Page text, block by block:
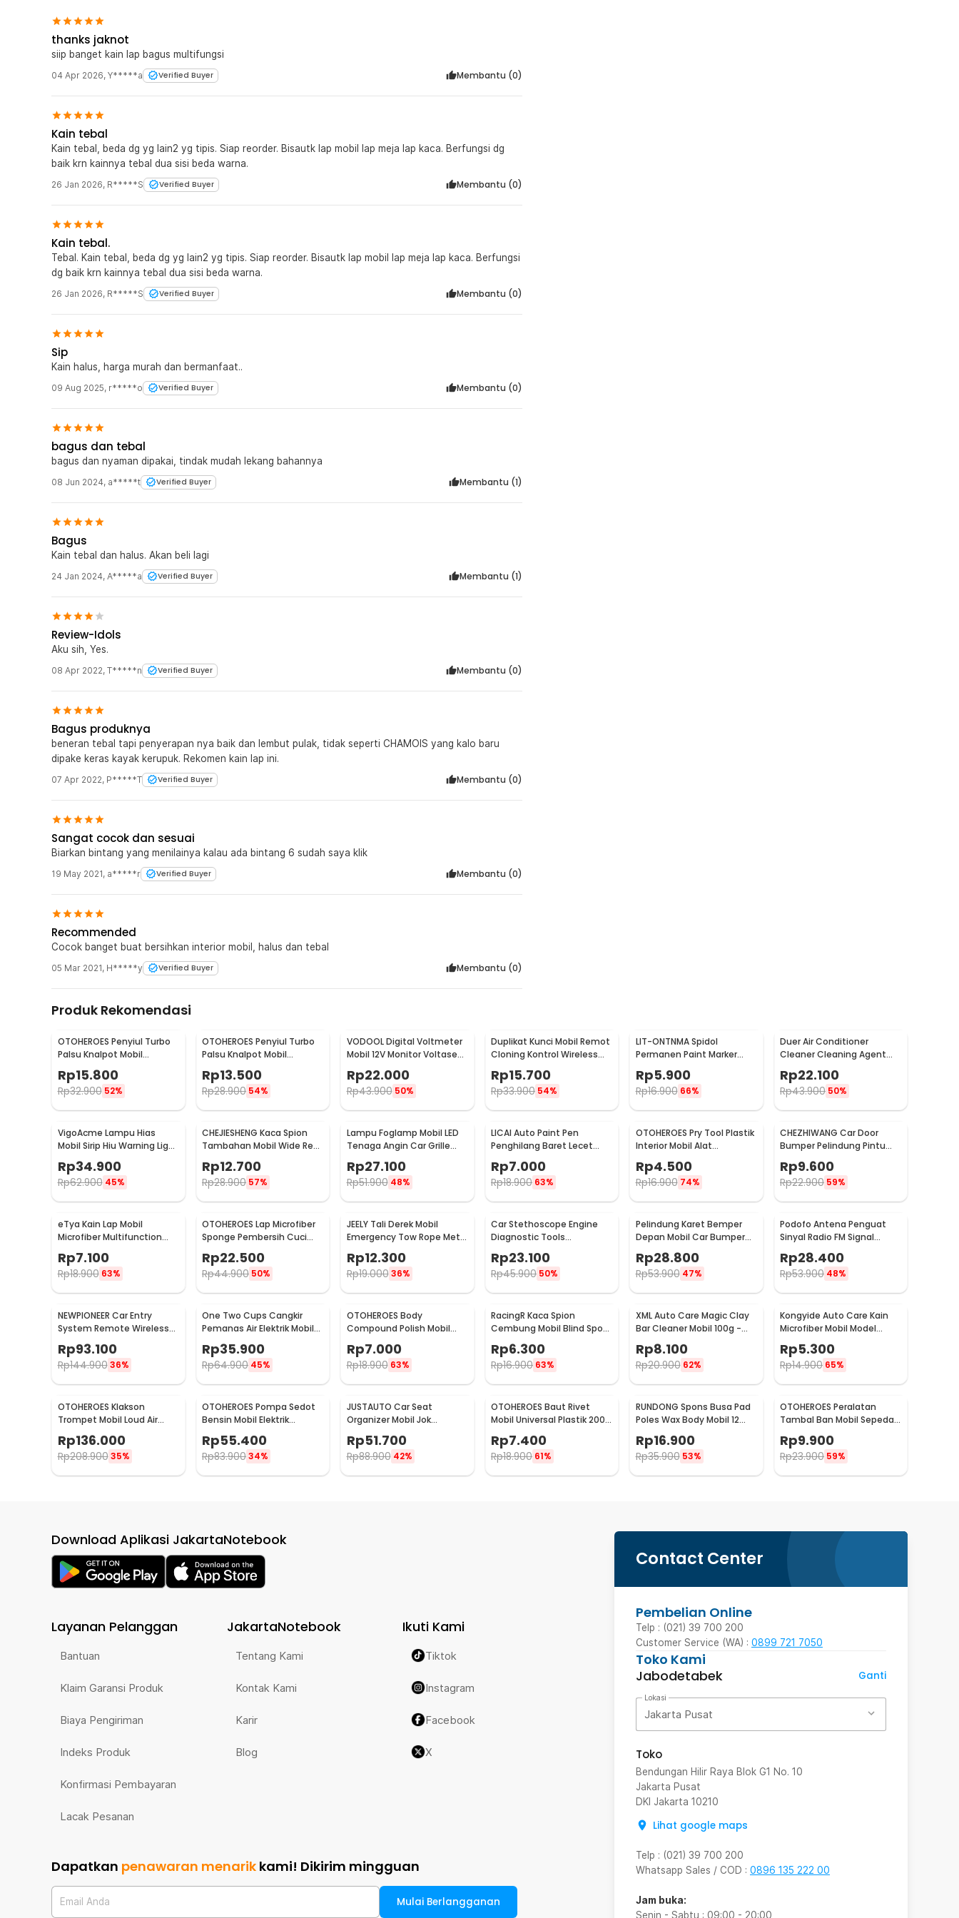
thanks jaknot
siip banget kain lap bagus multifungsi
04 Apr 2026, Y*****a Verified Buyer Membantu (0)
Kain tebal
Kain tebal, beda dg yg lain2 yg tipis. Siap reorder. Bisautk lap mobil lap meja lap kaca. Berfungsi dg
baik krn kainnya tebal dua sisi beda warna.
26 Jan 2026, R*****S Verified Buyer Membantu (0)
Kain tebal.
Tebal. Kain tebal, beda dg yg lain2 yg tipis. Siap reorder. Bisautk lap mobil lap meja lap kaca. Berfungsi
dg baik krn kainnya tebal dua sisi beda warna.
26 Jan 2026, R*****S Verified Buyer Membantu (0)
Sip
Kain halus, harga murah dan bermanfaat..
09 Aug 2025, r*****o Verified Buyer Membantu (0)
bagus dan tebal
bagus dan nyaman dipakai, tindak mudah lekang bahannya
08 Jun 2024, a*****t Verified Buyer Membantu (1)
Bagus
Kain tebal dan halus. Akan beli lagi
24 Jan 2024, A*****a Verified Buyer Membantu (1)
Review-Idols
Aku sih, Yes.
08 Apr 2022, T*****n Verified Buyer Membantu (0)
Bagus produknya
beneran tebal tapi penyerapan nya baik dan lembut pulak, tidak seperti CHAMOIS yang kalo baru
dipake keras kayak kerupuk. Rekomen kain lap ini.
07 Apr 2022, P*****T Verified Buyer Membantu (0)
Sangat cocok dan sesuai
Biarkan bintang yang menilainya kalau ada bintang 6 sudah saya klik
19 May 2021, a*****r Verified Buyer Membantu (0)
Recommended
Cocok banget buat bersihkan interior mobil, halus dan tebal
05 Mar 2021, H*****y Verified Buyer Membantu (0)
Produk Rekomendasi
OTOHEROES Penyiul Turbo
Palsu Knalpot Mobil
Whistler 1000-2400cc L -
TUR007
Rp15.800
Rp32.900 52%
OTOHEROES Penyiul Turbo
Palsu Knalpot Mobil
Whistler 1000-1800cc M 1.6-
2.0 - TUR007
Rp13.500
Rp28.900 54%
VODOOL Digital Voltmeter
Mobil 12V Monitor Voltase
Rp22.000
Rp43.900 50%
Duplikat Kunci Mobil Remot
Cloning Kontrol Wireless
Rp15.700
Rp33.900 54%
LIT-ONTNMA Spidol
Permanen Paint Marker
MP-01
Rp5.900
Rp16.900 66%
Duer Air Conditioner
Cleaner Cleaning Agent
500ml - QUY1640
Rp22.100
Rp43.900 50%
VigoAcme Lampu Hias
Mobil Sirip Hiu Warning Light
Solar Energy 8 LED - FZWJSD
Rp34.900
Rp62.900 45%
CHEJIESHENG Kaca Spion
Tambahan Mobil Wide Rear
080
Rp12.700
Rp28.900 57%
Lampu Foglamp Mobil LED
Tenaga Angin Car Grille
XY044
Rp27.100
Rp51.900 48%
LICAI Auto Paint Pen
Penghilang Baret Lecet
Rp7.000
Rp18.900 63%
OTOHEROES Pry Tool Plastik
Interior Mobil Alat
AA16
Rp4.500
Rp16.900 74%
CHEZHIWANG Car Door
Bumper Pelindung Pintu
Mobil Anti Gores 8 PCS -
HT-001
Rp9.600
Rp22.900 59%
eTya Kain Lap Mobil
Microfiber Multifunction
H-10
Rp7.100
Rp18.900 63%
OTOHEROES Lap Microfiber
Sponge Pembersih Cuci
Rp22.500
Rp44.900 50%
JEELY Tali Derek Mobil
Emergency Tow Rope Metal
Buckle U-Type 2.7M - JL30
Rp12.300
Rp19.000 36%
Car Stethoscope Engine
Diagnostic Tools
Stetoskop Mesin Mobil -
W80582
Rp23.100
Rp45.900 50%
Pelindung Karet Bemper
Depan Mobil Car Bumper
Guard 57mm 2.5M
Rp28.800
Rp53.900 47%
Podofo Antena Penguat
Sinyal Radio FM Signal
Amplifier untuk Mobil -
ANT-208
Rp28.400
Rp53.900 48%
NEWPIONEER Car Entry
System Remote Wireless
12V Door Lock Mobil - CK18
Rp93.100
Rp144.900 36%
One Two Cups Cangkir
Pemanas Air Elektrik Mobil
Travel Mug 450ml - NJ88
Rp35.900
Rp64.900 45%
OTOHEROES Body
Compound Polish Mobil
with Spons - YYC-508
Rp7.000
Rp18.900 63%
RacingR Kaca Spion
Cembung Mobil Blind Spot
Wide Angle 50mm 2 Pcs -
J0027
Rp6.300
Rp16.900 63%
XML Auto Care Magic Clay
Bar Cleaner Mobil 100g -
QW89
Rp8.100
Rp20.900 62%
Kongyide Auto Care Kain
Microfiber Mobil Model
Bundar - L-20
Rp5.300
Rp14.900 65%
OTOHEROES Klakson
Trompet Mobil Loud Air
Horn 150dB 12V - JD4001
Rp136.000
Rp208.900 35%
OTOHEROES Pompa Sedot
Bensin Mobil Elektrik
12V - CT-14
Rp55.400
Rp83.90034%
JUSTAUTO Car Seat
Organizer Mobil Jok
Barang Tisu - Z-354
Rp51.700
Rp88.900 42%
OTOHEROES Baut Rivet
Mobil Universal Plastik 200
Rp7.400
Rp18.900 61%
RUNDONG Spons Busa Pad
Poles Wax Body Mobil 12
PCS - R2010
Rp16.900
Rp35.900 53%
OTOHEROES Peralatan
Tambal Ban Mobil Sepeda
Rp9.900
Rp23.900 59%
Contact Center
Pembelian Online
Telp : (021) 39 700 200
Customer Service (WA) : 0899 721 7050
Toko Kami
Jabodetabek
Ganti
Lokasi
Jakarta Pusat
Toko
Bendungan Hilir Raya Blok G1 No. 10
Jakarta Pusat
DKI Jakarta 10210
Lihat google maps
Telp : (021) 39 700 200
Whatsapp Sales / COD : 0896 135 222 00
Jam buka:
Senin - Sabtu : 09:00 - 20:00
Download Aplikasi JakartaNotebook
Layanan Pelanggan
Bantuan
Klaim Garansi Produk
Biaya Pengiriman
Indeks Produk
Konfirmasi Pembayaran
Lacak Pesanan
JakartaNotebook
Tentang Kami
Kontak Kami
Karir
Blog
Ikuti Kami
Tiktok
Instagram
Facebook
X
Dapatkan penawaran menarik kami! Dikirim mingguan
Email Anda Mulai Berlangganan